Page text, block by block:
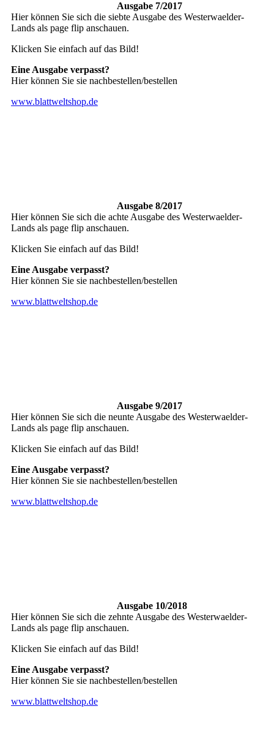
Ausgabe 7/2017
Hier können Sie sich die siebte Ausgabe des Westerwaelder-
Lands als page flip anschauen.
Klicken Sie einfach auf das Bild!
Eine Ausgabe verpasst?
Hier können Sie sie nachbestellen/bestellen
www.blattweltshop.de
Ausgabe 8/2017
Hier können Sie sich die achte Ausgabe des Westerwaelder-
Lands als page flip anschauen.
Klicken Sie einfach auf das Bild!
Eine Ausgabe verpasst?
Hier können Sie sie nachbestellen/bestellen
www.blattweltshop.de
Ausgabe 9/2017
Hier können Sie sich die neunte Ausgabe des Westerwaelder-
Lands als page flip anschauen.
Klicken Sie einfach auf das Bild!
Eine Ausgabe verpasst?
Hier können Sie sie nachbestellen/bestellen
www.blattweltshop.de
Ausgabe 10/2018
Hier können Sie sich die zehnte Ausgabe des Westerwaelder-
Lands als page flip anschauen.
Klicken Sie einfach auf das Bild!
Eine Ausgabe verpasst?
Hier können Sie sie nachbestellen/bestellen
www.blattweltshop.de